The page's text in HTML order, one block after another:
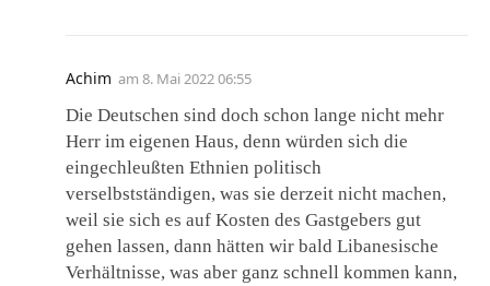
Achim am 8. Mai 2022 06:55
Die Deutschen sind doch schon lange nicht mehr
Herr im eigenen Haus, denn würden sich die
eingechleußten Ethnien politisch
verselbstständigen, was sie derzeit nicht machen,
weil sie sich es auf Kosten des Gastgebers gut
gehen lassen, dann hätten wir bald Libanesische
Verhältnisse, was aber ganz schnell kommen kann,